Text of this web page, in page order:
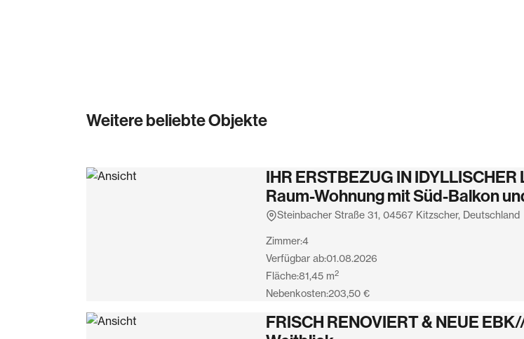
Weitere beliebte Objekte
IHR ERSTBEZUG IN
Raum-Wohnung mit Süd-Balkon
Steinbacher Straße 31, 04567 Kitzscher, Deutschland
Zimmer:4
Verfügbar ab:01.08.2026
Fläche:81,45 m2
Nebenkosten:203,50 €
FRISCH RENOVIERT & NEUE